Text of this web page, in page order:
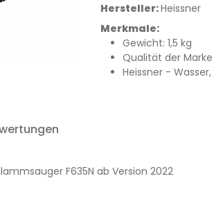
Hersteller:Heissner
Merkmale:
Gewicht: 1,5 kg
Qualität der Marke
Heissner -
F635N ab Version 2022